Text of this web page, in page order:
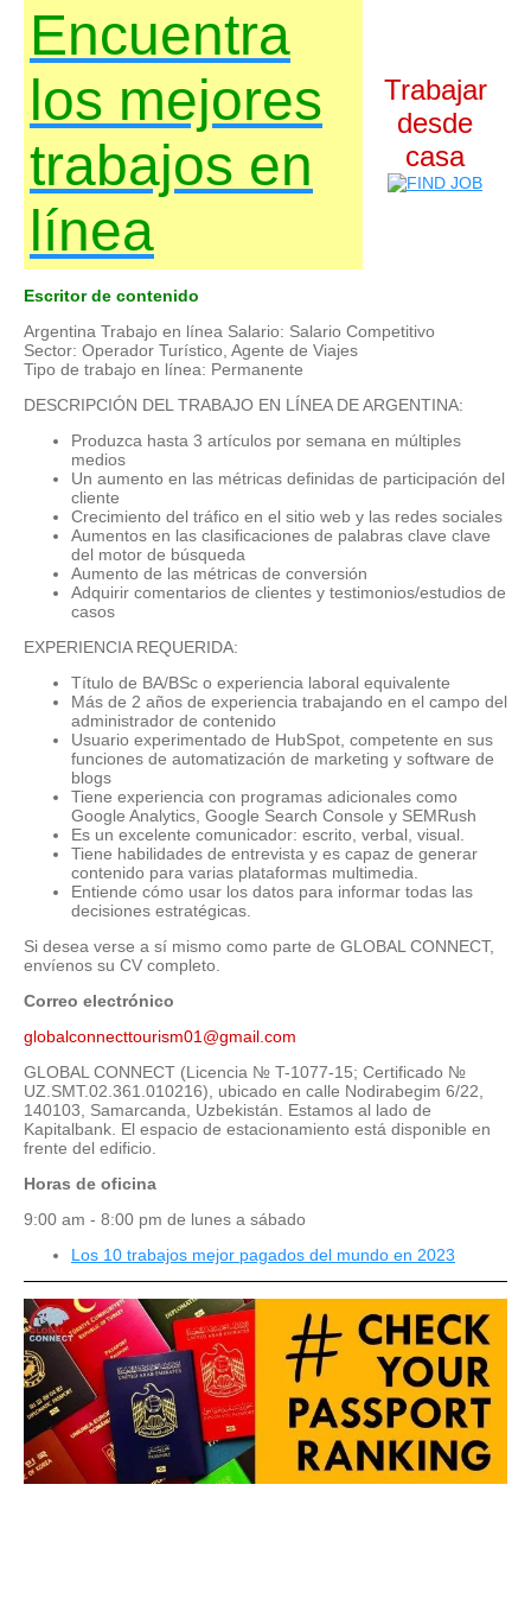
Encuentra
los mejores
trabajos en
línea
Trabajar
desde
casa
Escritor de contenido
Argentina Trabajo en línea Salario: Salario Competitivo
Sector: Operador Turístico, Agente de Viajes
Tipo de trabajo en línea: Permanente
DESCRIPCIÓN DEL TRABAJO EN LÍNEA DE ARGENTINA:
Produzca hasta 3 artículos por semana en múltiples
medios
Un aumento en las métricas definidas de participación del
cliente
Crecimiento del tráfico en el sitio web y las redes sociales
Aumentos en las clasificaciones de palabras clave clave
del motor de búsqueda
Aumento de las métricas de conversión
Adquirir comentarios de clientes y testimonios/estudios de
casos
EXPERIENCIA REQUERIDA:
Título de BA/BSc o experiencia laboral equivalente
Más de 2 años de experiencia trabajando en el campo del
administrador de contenido
Usuario experimentado de HubSpot, competente en sus
funciones de automatización de marketing y software de
blogs
Tiene experiencia con programas adicionales como
Google Analytics, Google Search Console y SEMRush
Es un excelente comunicador: escrito, verbal, visual.
Tiene habilidades de entrevista y es capaz de generar
contenido para varias plataformas multimedia.
Entiende cómo usar los datos para informar todas las
decisiones estratégicas.
Si desea verse a sí mismo como parte de GLOBAL CONNECT,
envíenos su CV completo.
Correo electrónico
globalconnecttourism01@gmail.com
GLOBAL CONNECT (Licencia № T-1077-15; Certificado №
UZ.SMT.02.361.010216), ubicado en calle Nodirabegim 6/22,
140103, Samarcanda, Uzbekistán. Estamos al lado de
Kapitalbank. El espacio de estacionamiento está disponible en
frente del edificio.
Horas de oficina
9:00 am - 8:00 pm de lunes a sábado
Los 10 trabajos mejor pagados del mundo en 2023